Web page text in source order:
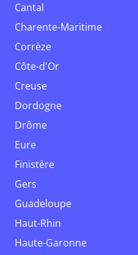
Cantal
Charente-Maritime
Corrèze
Côte-d'Or
Creuse
Dordogne
Drôme
Eure
Finistère
Gers
Guadeloupe
Haut-Rhin
Haute-Garonne